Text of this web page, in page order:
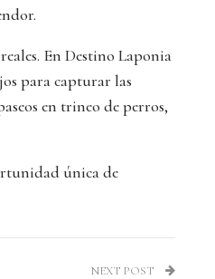
En Destino Laponia
para capturar las
en trineo de perros,
única de
NEXT POST